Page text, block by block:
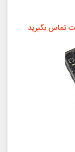
تماس بگیرید